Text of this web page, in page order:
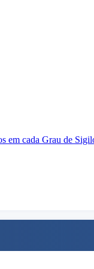
em cada Grau de